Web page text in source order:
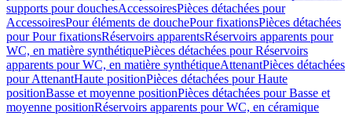
supports pour douchesAccessoiresPièces détachées pour
AccessoiresPour éléments de douchePour fixationsPièces détachées
pour Pour fixationsRéservoirs apparentsRéservoirs apparents pour
WC, en matière synthétiquePièces détachées pour Réservoirs
apparents pour WC, en matière synthétiqueAttenantPièces détachées
pour AttenantHaute positionPièces détachées pour Haute
positionBasse et moyenne positionPièces détachées pour Basse et
moyenne positionRéservoirs apparents pour WC, en céramique